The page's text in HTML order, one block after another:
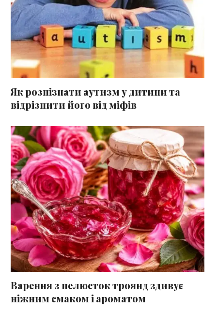
Як розпізнати аутизм у дитини та
відрізнити його від міфів
Варення з пелюсток троянд здивує
ніжним смаком і ароматом